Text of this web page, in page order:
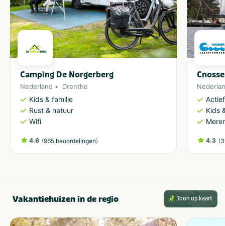
Camping De Norgerberg
Nederland Drenthe
Kids & familie
Rust & natuur
Wifi
4.6 (965 beoordelingen)
Kids
4.3 (
Vakantiehuizen in de regio Toon op kaart